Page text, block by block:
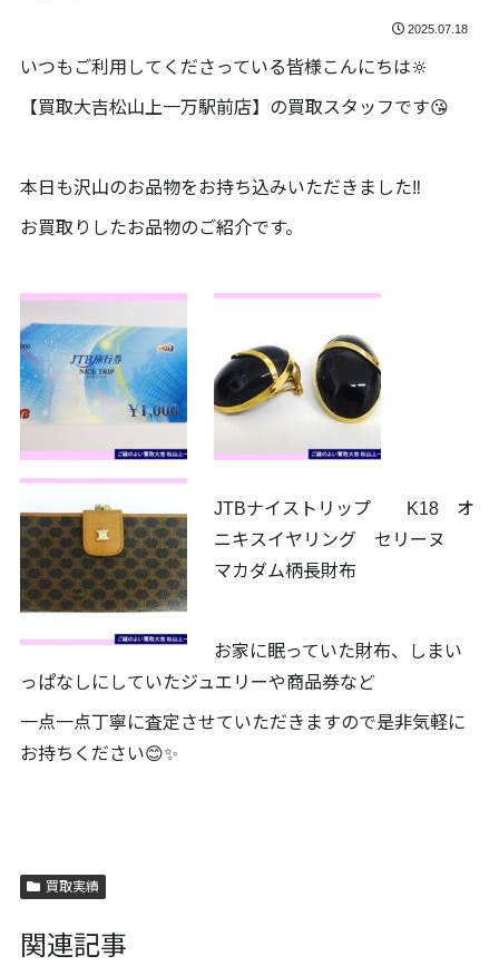
2025.07.18
いつもご利用してくださっている皆様こんにちは🔆
【買取大吉松山上一万駅前店】の買取スタッフです😘
本日も沢山のお品物をお持ち込みいただきました‼️
お買取りしたお品物のご紹介です。
JTBナイストリップ K18 オ
ニキスイヤリング セリーヌ
マカダム柄長財布
お家に眠っていた財布、しまい
っぱなしにしていたジュエリーや商品券など
一点一点丁寧に査定させていただきますので是非気軽に
お持ちください😊✨
買取実績
関連記事